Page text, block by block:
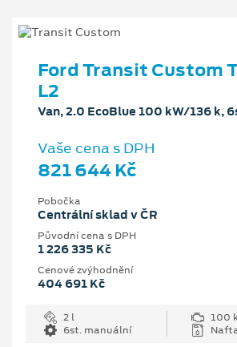
Ford Transit Custom
L2
Van, 2.0 EcoBlue 100 kW/136 k,
Vaše cena s DPH
821 644 Kč
Pobočka
Centrální sklad v ČR
Původní cena s DPH
1 226 335 Kč
Cenové zvýhodnění
404 691 Kč
2 l
100
6st. manuální